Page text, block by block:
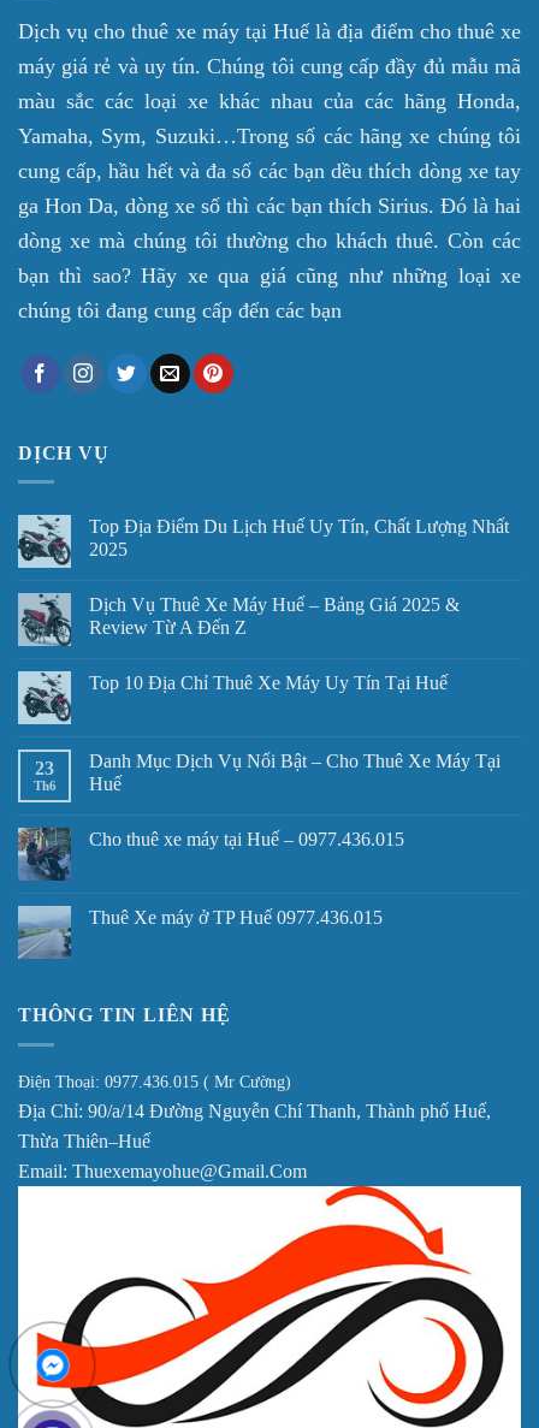
Dịch vụ cho thuê xe máy tại Huế là địa điểm cho thuê xe
máy giá rẻ và uy tín. Chúng tôi cung cấp đầy đủ mẫu mã
màu sắc các loại xe khác nhau của các hãng Honda,
Yamaha, Sym, Suzuki…Trong số các hãng xe chúng tôi
cung cấp, hầu hết và đa số các bạn dều thích dòng xe tay
ga Hon Da, dòng xe số thì các bạn thích Sirius. Đó là hai
dòng xe mà chúng tôi thường cho khách thuê. Còn các
bạn thì sao? Hãy xe qua giá cũng như những loại xe
chúng tôi đang cung cấp đến các bạn
DỊCH VỤ
Top Địa Điểm Du Lịch Huế Uy Tín, Chất Lượng Nhất
2025
Dịch Vụ Thuê Xe Máy Huế – Bảng Giá 2025 &
Review Từ A Đến Z
Top 10 Địa Chỉ Thuê Xe Máy Uy Tín Tại Huế
23
Th6
Danh Mục Dịch Vụ Nổi Bật – Cho Thuê Xe Máy Tại
Huế
Cho thuê xe máy tại Huế – 0977.436.015
Thuê Xe máy ở TP Huế 0977.436.015
THÔNG TIN LIÊN HỆ
Điện Thoại: 0977.436.015 ( Mr Cường)
Địa Chỉ: 90/a/14 Đường Nguyễn Chí Thanh, Thành phố Huế,
Thừa Thiên–Huế
Email: Thuexemayohue@Gmail.Com